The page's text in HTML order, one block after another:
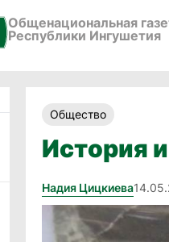
Общенациональная
Республики Ингушетия
Общество
История
Надия Цицкиева